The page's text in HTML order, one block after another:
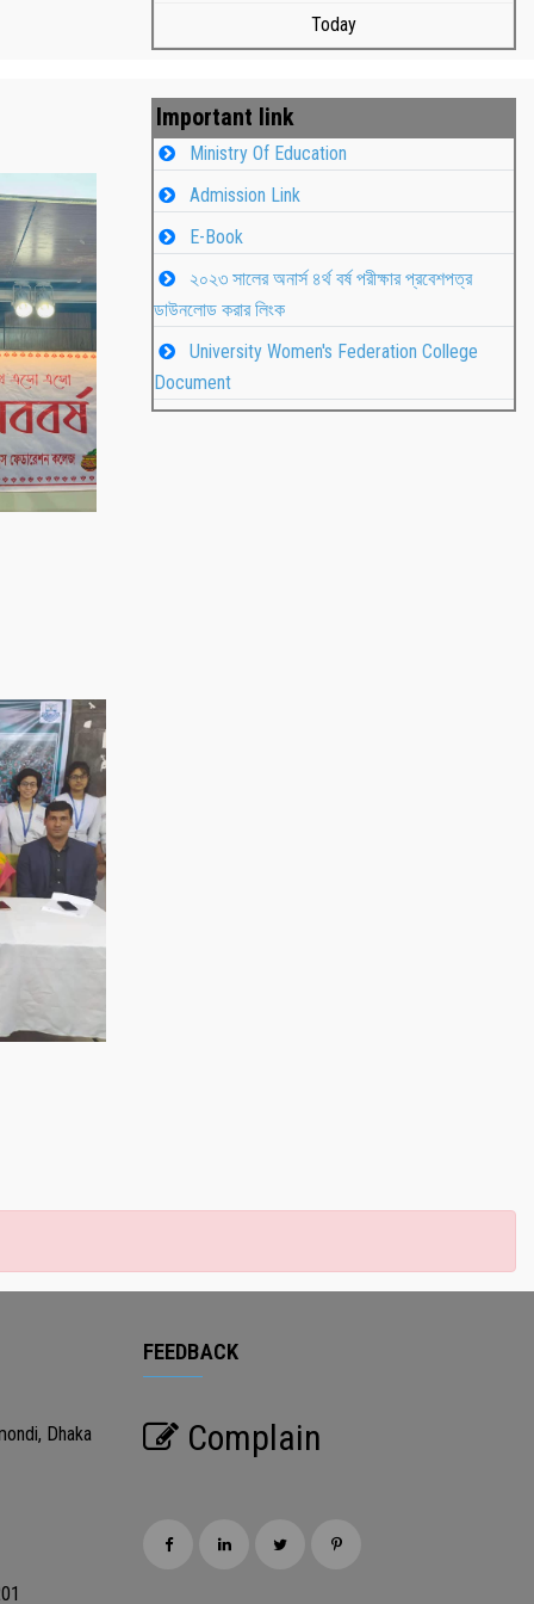
Today
Important link
Ministry Of Education
Admission Link
E-Book
২০২৩ সালের অনার্স ৪র্থ বর্ষ পরীক্ষার প্রবেশপত্র
ডাউনলোড করার লিংক
University Women's Federation College
Document
Dhaka
FEEDBACK
Complain